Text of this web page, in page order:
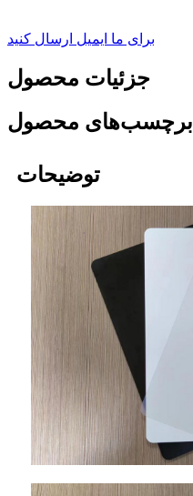
برای ما ایمیل ارسال کنید
جزئیات محصول
برچسب‌های محصول
توضیحات